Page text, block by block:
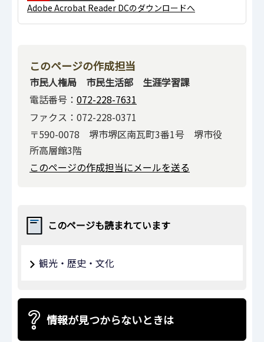
Adobe Acrobat Reader DCのダウンロードへ
このページの作成担当
市民人権局 市民生活部 生涯学習課
電話番号： 072-228-7631
ファクス：072-228-0371
〒590-0078 堺市堺区南瓦町3番1号 堺市役
所高層館3階
このページの作成担当にメールを送る
このページも読まれています
観光・歴史・文化
情報が見つからないときは